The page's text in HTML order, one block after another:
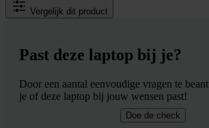
Vergelijk dit product
Past deze laptop bij je?
Door een aantal eenvoudige vragen te
je of deze laptop bij jouw wensen past!
Doe de check